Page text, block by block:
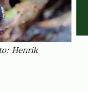
Henrik